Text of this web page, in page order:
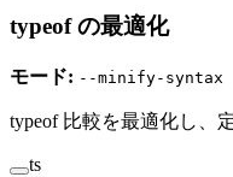
typeof の最適化
モード: --minify-syntax
typeof 比較を最適化し、
ts